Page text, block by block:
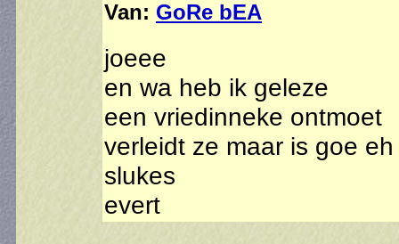
Van: GoRe bEA
joeee
en wa heb ik geleze
een vriedinneke ontmoet
verleidt ze maar is goe eh
slukes
evert